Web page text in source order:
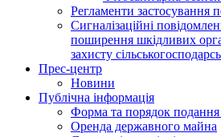
Регламенти застосування
Сигналізаційні
поширення шкідливих
захисту
Прес-центр
Новини
Публічна інформація
Форма та порядок подання
Оренда державного майна